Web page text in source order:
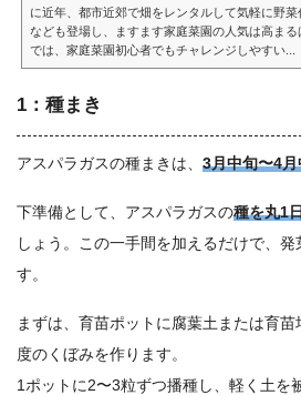
に近年、都市近郊で畑をレンタルして気軽に野菜
なども登場し、ますます家庭菜園の人気は高ま
では、家庭菜園初心者でもチャレンジしやすい...
1：種まき
アスパラガスの種まきは、 3月中旬〜4
下準備として、アスパラガスの種を丸1
しょう。この一手間を加えるだけで、
す。
まずは、育苗ポットに腐葉土または育
度のくぼみを作ります。
1ポットに2〜3粒ずつ播種し、軽く土を